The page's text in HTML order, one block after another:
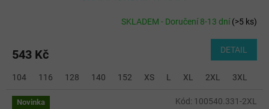
SKLADEM - Doručení 8-13 dní(>5 ks)
543 Kč DETAIL
104 116 128 140 152 XS L XL 2XL 3XL
Novinka Kód: 100540.331-2XL